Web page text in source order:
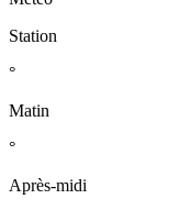
Station
°
Matin
°
Après-midi